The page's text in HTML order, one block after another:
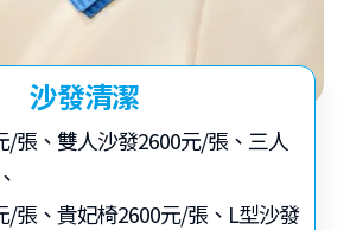
沙發清潔
/張、雙人沙發2600元/張、三人
/張、貴妃椅2600元/張、L型沙發